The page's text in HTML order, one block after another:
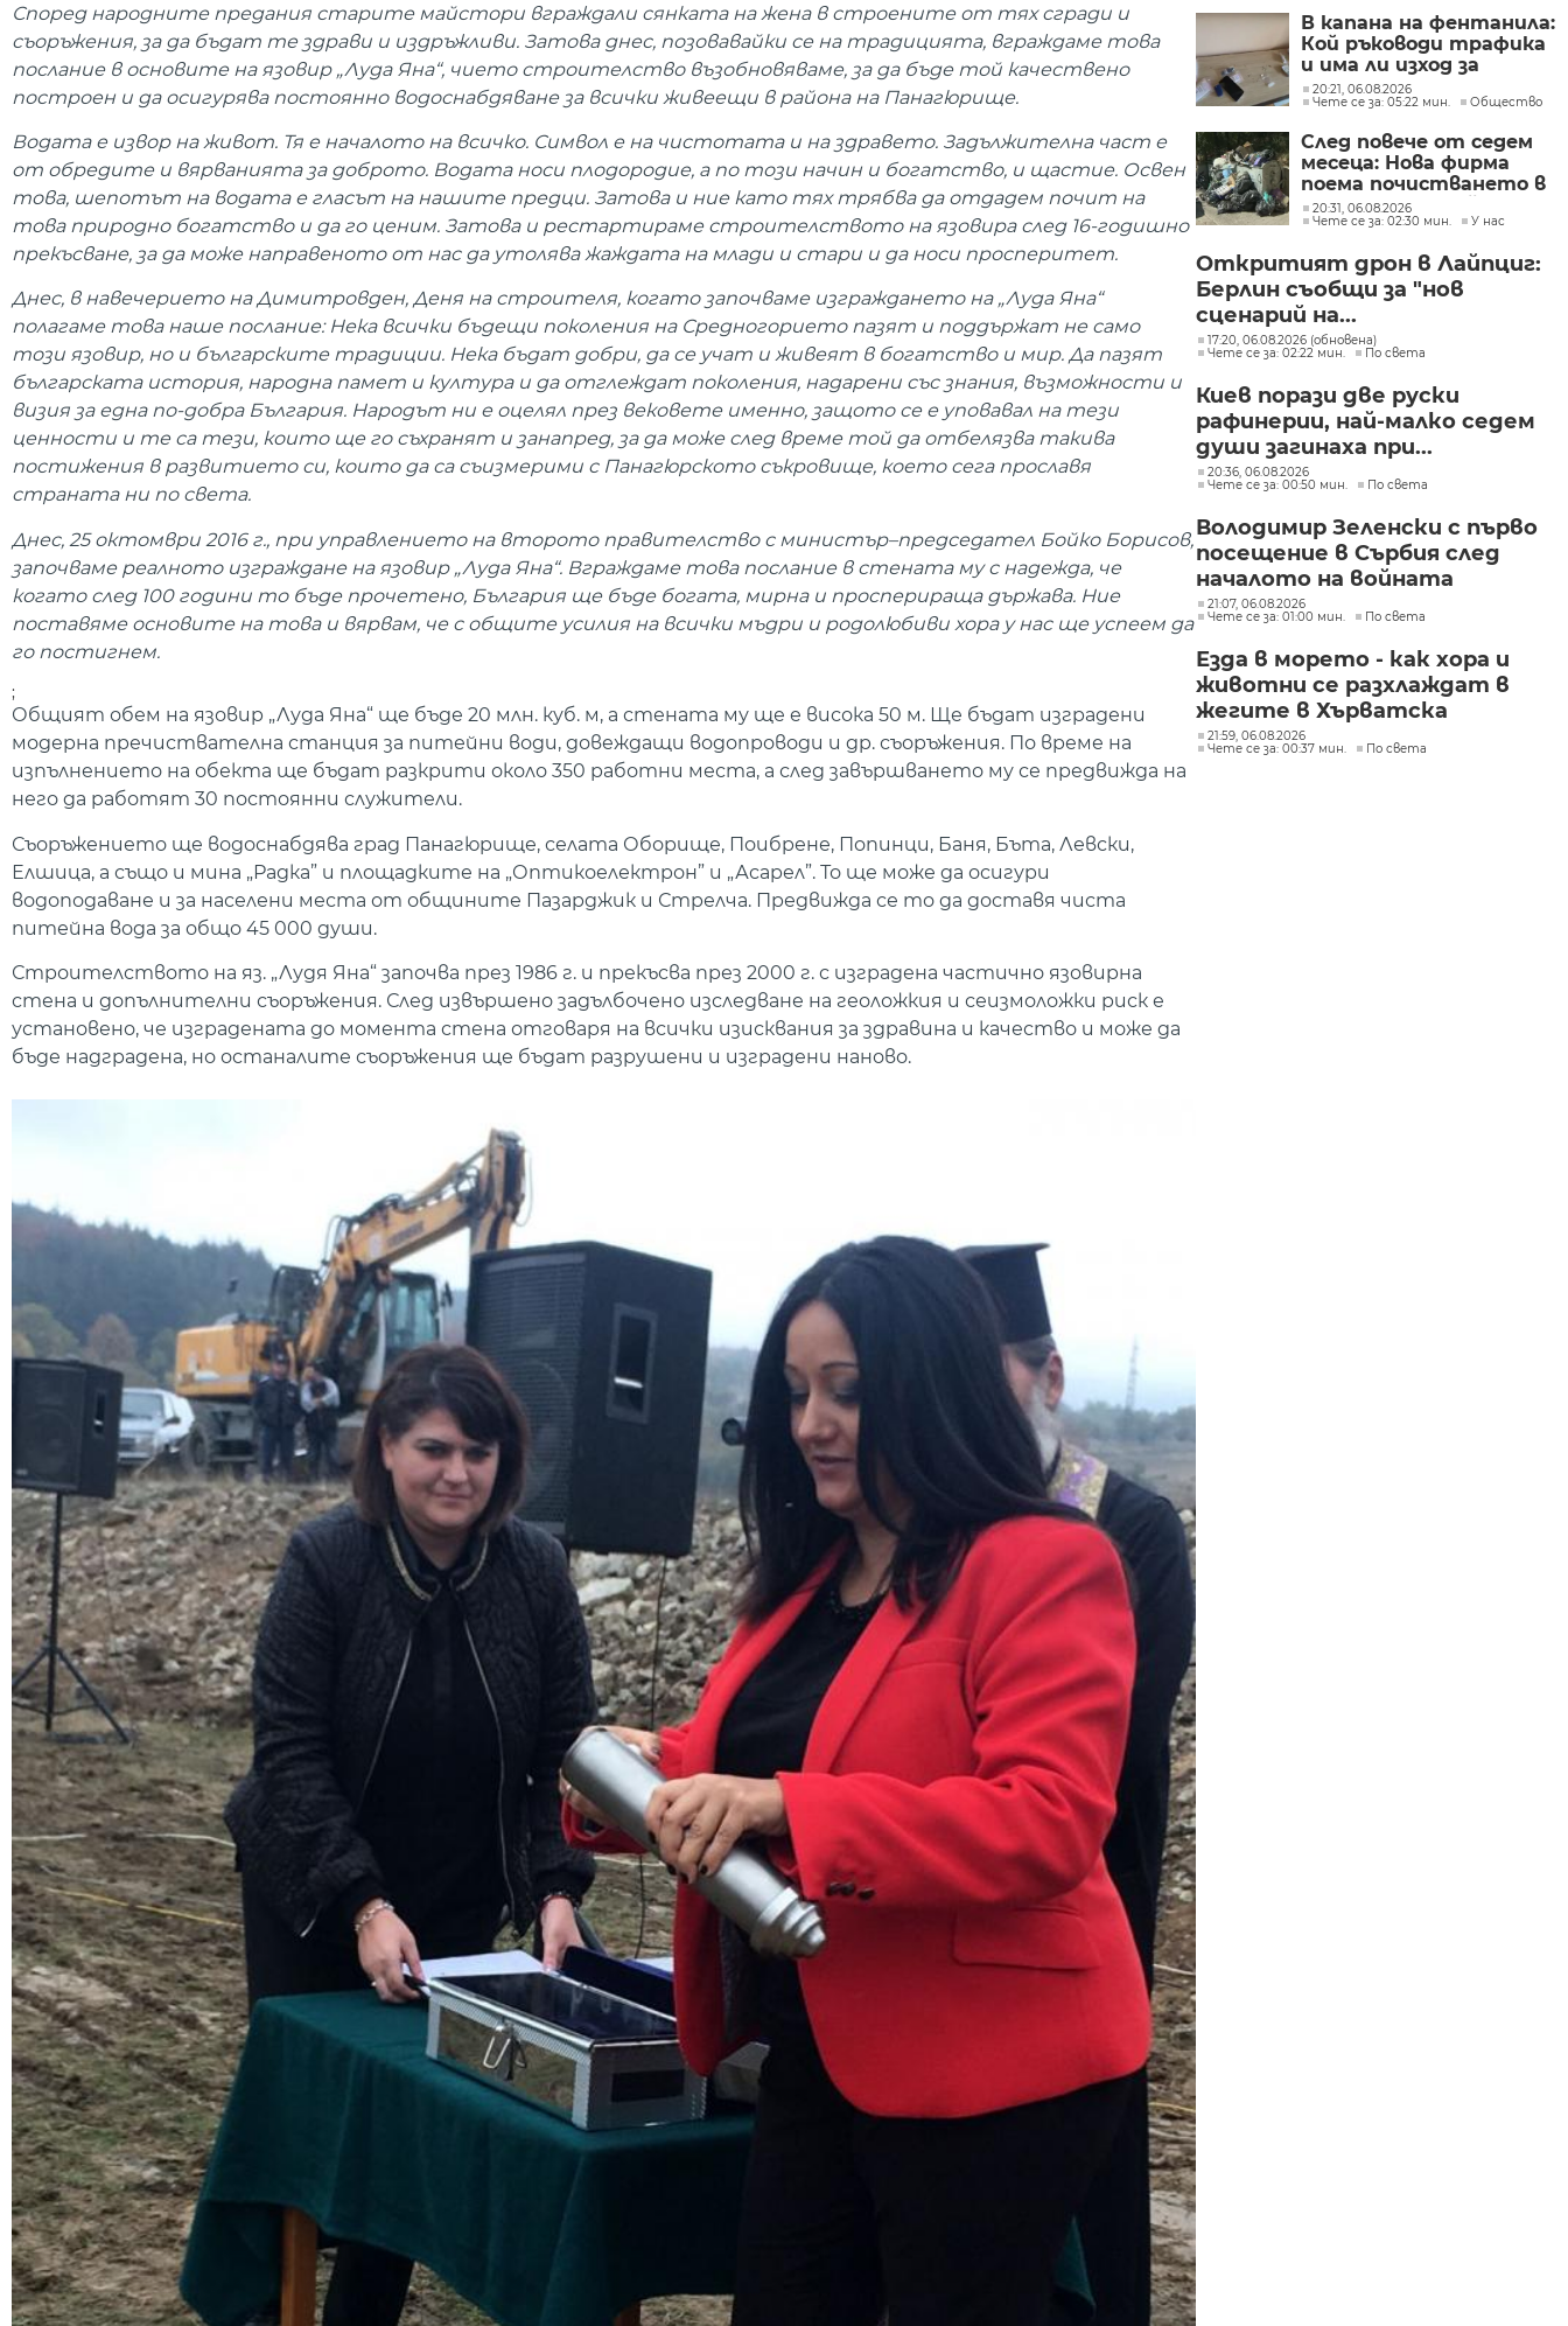
Според народните предания старите майстори вграждали сянката на жена в строените от тях сгради и
съоръжения, за да бъдат те здрави и издръжливи. Затова днес, позовавайки се на традицията, вграждаме това
послание в основите на язовир „Луда Яна“, чието строителство възобновяваме, за да бъде той качествено
построен и да осигурява постоянно водоснабдяване за всички живеещи в района на Панагюрище.
Водата е извор на живот. Тя е началото на всичко. Символ е на чистотата и на здравето. Задължителна част е
от обредите и вярванията за доброто. Водата носи плодородие, а по този начин и богатство, и щастие. Освен
това, шепотът на водата е гласът на нашите предци. Затова и ние като тях трябва да отдадем почит на
това природно богатство и да го ценим. Затова и рестартираме строителството на язовира след 16-годишно
прекъсване, за да може направеното от нас да утолява жаждата на млади и стари и да носи просперитет.
Днес, в навечерието на Димитровден, Деня на строителя, когато започваме изграждането на „Луда Яна“
полагаме това наше послание: Нека всички бъдещи поколения на Средногорието пазят и поддържат не само
този язовир, но и българските традиции. Нека бъдат добри, да се учат и живеят в богатство и мир. Да пазят
българската история, народна памет и култура и да отглеждат поколения, надарени със знания, възможности и
визия за една по-добра България. Народът ни е оцелял през вековете именно, защото се е уповавал на тези
ценности и те са тези, които ще го съхранят и занапред, за да може след време той да отбелязва такива
постижения в развитието си, които да са съизмерими с Панагюрското съкровище, което сега прославя
страната ни по света.
Днес, 25 октомври 2016 г., при управлението на второто правителство с министър–председател Бойко Борисов,
започваме реалното изграждане на язовир „Луда Яна“. Вграждаме това послание в стената му с надежда, че
когато след 100 години то бъде прочетено, България ще бъде богата, мирна и просперираща държава. Ние
поставяме основите на това и вярвам, че с общите усилия на всички мъдри и родолюбиви хора у нас ще успеем да
го постигнем.
;
Общият обем на язовир „Луда Яна“ ще бъде 20 млн. куб. м, а стената му ще е висока 50 м. Ще бъдат изградени
модерна пречиствателна станция за питейни води, довеждащи водопроводи и др. съоръжения. По време на
изпълнението на обекта ще бъдат разкрити около 350 работни места, а след завършването му се предвижда на
него да работят 30 постоянни служители.
Съоръжението ще водоснабдява град Панагюрище, селата Оборище, Поибрене, Попинци, Баня, Бъта, Левски,
Елшица, а също и мина „Радка” и площадките на „Оптикоелектрон” и „Асарел”. То ще може да осигури
водоподаване и за населени места от общините Пазарджик и Стрелча. Предвижда се то да доставя чиста
питейна вода за общо 45 000 души.
Строителството на яз. „Лудя Яна“ започва през 1986 г. и прекъсва през 2000 г. с изградена частично язовирна
стена и допълнителни съоръжения. След извършено задълбочено изследване на геоложкия и сеизмоложки риск е
установено, че изградената до момента стена отговаря на всички изисквания за здравина и качество и може да
бъде надградена, но останалите съоръжения ще бъдат разрушени и изградени наново.
В капана на фентанила:
Кой ръководи трафика
и има ли изход за
пристрастените?
20:21, 06.08.2026
Чете се за: 05:22 мин.
Общество
След повече от седем
месеца: Нова фирма
поема почистването в
столичните райони
"Слатина", "Подуяне" и
20:31, 06.08.2026
Чете се за: 02:30 мин.
У нас
Откритият дрон в Лайпциг:
Берлин съобщи за "нов
сценарий на...
17:20, 06.08.2026 (обновена)
Чете се за: 02:22 мин.
По света
Киев порази две руски
рафинерии, най-малко седем
души загинаха при...
20:36, 06.08.2026
Чете се за: 00:50 мин.
По света
Володимир Зеленски с първо
посещение в Сърбия след
началото на войната
21:07, 06.08.2026
Чете се за: 01:00 мин.
По света
Езда в морето - как хора и
животни се разхлаждат в
жегите в Хърватска
21:59, 06.08.2026
Чете се за: 00:37 мин.
По света